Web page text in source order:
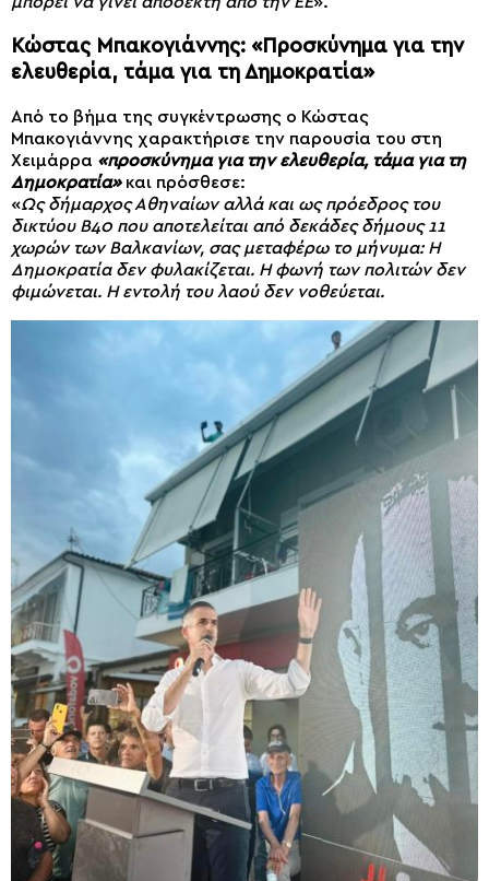
Κώστας Μπακογιάννης: «Προσκύνημα για την
ελευθερία, τάμα για τη Δημοκρατία»
Από το βήμα της συγκέντρωσης ο Κώστας
Μπακογιάννης χαρακτήρισε την παρουσία του στη
Χειμάρρα «προσκύνημα για την ελευθερία, τάμα για τη
Δημοκρατία»και πρόσθεσε:
«Ως δήμαρχος Αθηναίων αλλά και ως πρόεδρος του
δικτύου Β40 που αποτελείται από δεκάδες δήμους 11
χωρών των Βαλκανίων, σας μεταφέρω το μήνυμα: Η
Δημοκρατία δεν φυλακίζεται. Η φωνή των πολιτών δεν
φιμώνεται. Η εντολή του λαού δεν νοθεύεται.